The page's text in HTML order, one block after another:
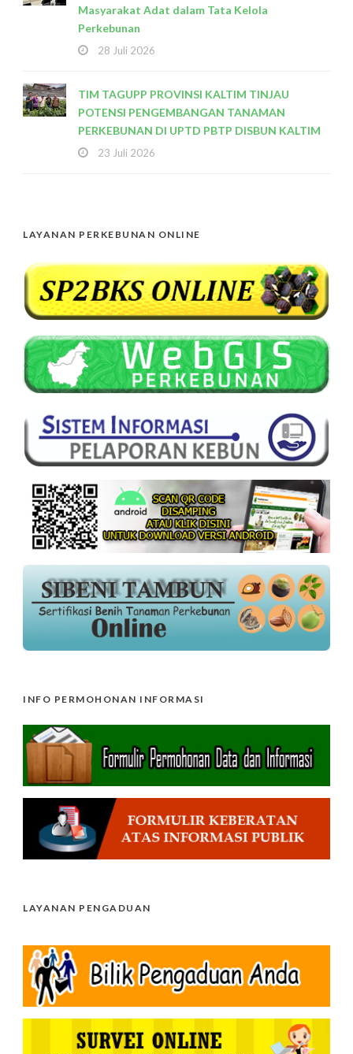
Masyarakat Adat dalam Tata Kelola
Perkebunan
28 Juli 2026
TIM TAGUPP PROVINSI KALTIM TINJAU
POTENSI PENGEMBANGAN TANAMAN
PERKEBUNAN DI UPTD PBTP DISBUN KALTIM
23 Juli 2026
LAYANAN PERKEBUNAN ONLINE
INFO PERMOHONAN INFORMASI
LAYANAN PENGADUAN